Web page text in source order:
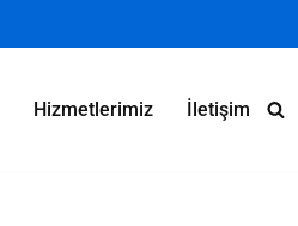
Hizmetlerimiz İletişim